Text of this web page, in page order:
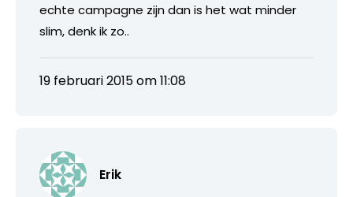
echte campagne zijn dan is het wat minder
slim, denk ik zo..
19 februari 2015 om 11:08
Erik